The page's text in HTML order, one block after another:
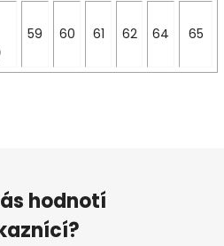
59 60 61 62 64 65
hodnotí